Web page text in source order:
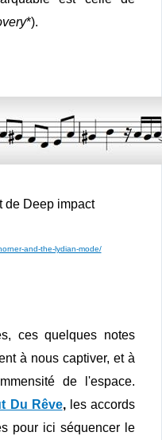
*).
de Deep impact
and-the-lydian-mode/
ces quelques notes
à nous captiver, et à
de l'espace.
Du Rêve,les accords
pour ici séquencer le